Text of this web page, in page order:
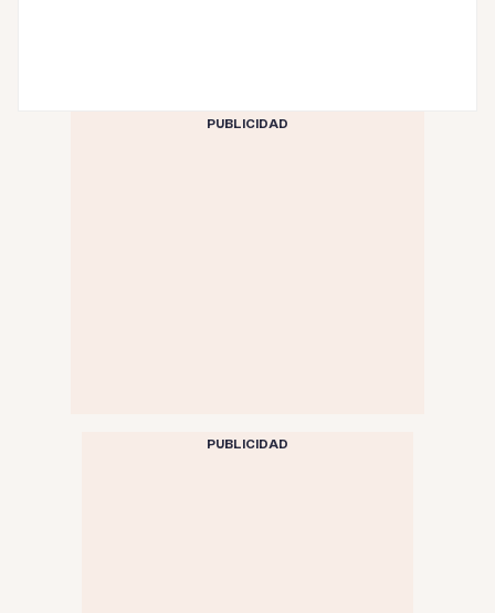
PUBLICIDAD
PUBLICIDAD